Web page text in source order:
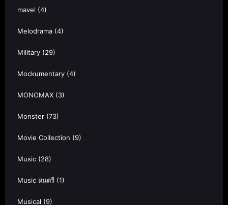
mavel (4)
Melodrama (4)
Military (29)
Mockumentary (4)
MONOMAX (3)
Monster (73)
Movie Collection (9)
Music (28)
Music ดนตรี (1)
Musical (9)